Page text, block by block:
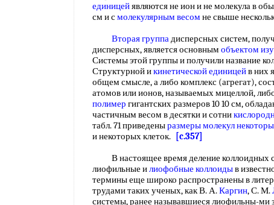
единицейявляются не ион и не молекула в
см и смолекулярным весом не свыше
Вторая группадисперсных систем,
дисперсных, является основным объектом
Системы этой группы и получили название
Структурной икинетической единицейв них
общем смысле, а либо комплекс (агрегат),
атомов или ионов, называемых мицеллой,
полимер гигантских размеров 10 10 см,
частичным весом в десятки и сотни
табл. 71 приведеныразмеры молекул
и некоторых клеток.
[c.357]
В настоящее время деление коллоидных
лиофильные илиофобные коллоидыв
термины еще широко распространены в
трудами таких ученых, как В. А.Каргин, С. М.
системы, ранее называвшиеся лиофильны-ми